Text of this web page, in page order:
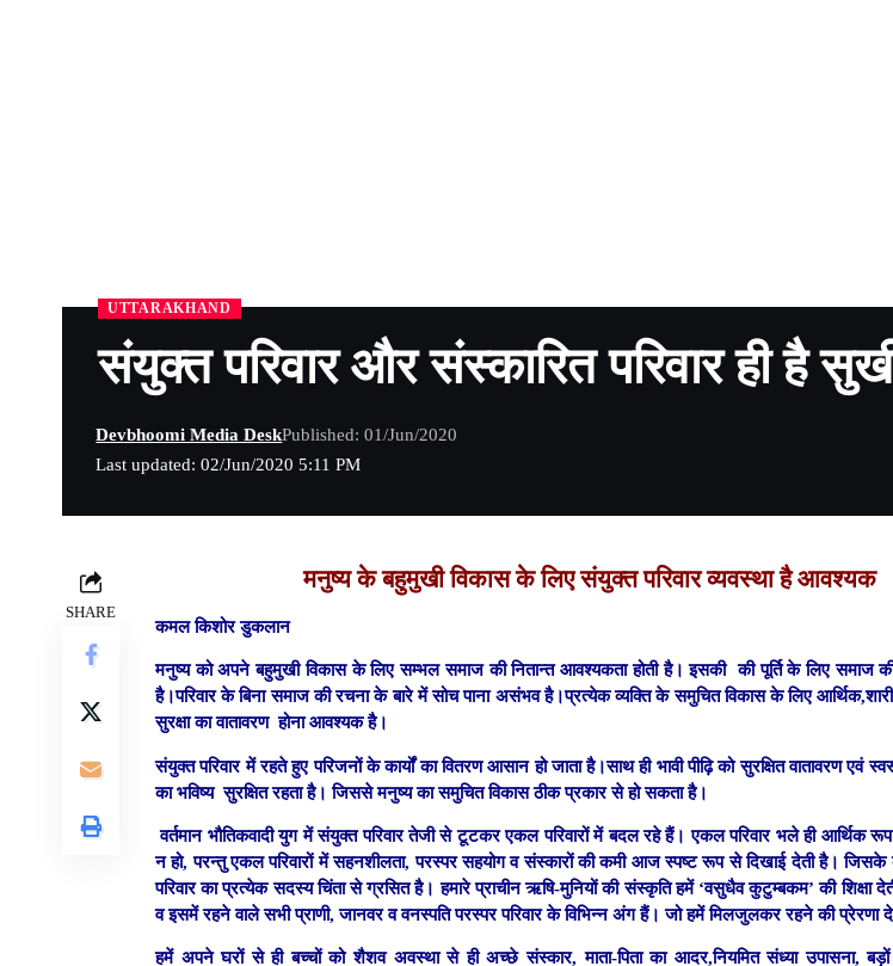
UTTARAKHAND
संयुक्त परिवार और संस्कारित परिवार ही है
Last updated: 02/Jun/2020 5:11 PM
Devbhoomi Media DeskPublished: 01/Jun/2020
SHARE
मनुष्य के बहुमुखी विकास के लिए संयुक्त परिवार व्यवस्था है आवश्यक
कमल किशोर डुकलान
मनुष्य को अपने बहुमुखी विकास के लिए सम्भल समाज की नितान्त आवश्यकता होती है। इसकी की पूर्ति के लिए समाज की
है।परिवार के बिना समाज की रचना के बारे में सोच पाना असंभव है।प्रत्येक व्यक्ति के समुचित विकास के लिए
सुरक्षा का वातावरण होना आवश्यक है।
संयुक्त परिवार में रहते हुए परिजनों के कार्यों का वितरण आसान हो जाता है।साथ ही भावी पीढ़ि को सुरक्षित वातावरण एवं
का भविष्य सुरक्षित रहता है। जिससे मनुष्य का समुचित विकास ठीक प्रकार से हो सकता है।
वर्तमान भौतिकवादी युग में संयुक्त परिवार तेजी से टूटकर एकल परिवारों में बदल रहे हैं। एकल परिवार भले ही आर्थिक
न हो, परन्तु एकल परिवारों में सहनशीलता, परस्पर सहयोग व संस्कारों की कमी आज स्पष्ट रूप से दिखाई देती है। जिसके
परिवार का प्रत्येक सदस्य चिंता से ग्रसित है। हमारे प्राचीन ऋषि-मुनियों की संस्कृति हमें ‘वसुधैव कुटुम्बकम’ की शिक्षा
व इसमें रहने वाले सभी प्राणी, जानवर व वनस्पति परस्पर परिवार के विभिन्न अंग हैं। जो हमें मिलजुलकर रहने की प्रेरणा
हमें अपने घरों से ही बच्चों को शैशव अवस्था से ही अच्छे संस्कार, माता-पिता का आदर,नियमित संध्या उपासना,